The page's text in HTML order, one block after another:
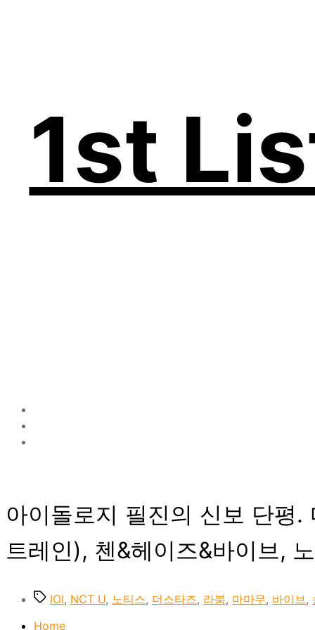
1st
아이돌로지 필진의 신보 단평
트레인), 첸&헤이즈&바이브,
TagsIOI, NCT U, 노티스, 더스타즈, 라붐, 마마무, 바이브 ,
Home